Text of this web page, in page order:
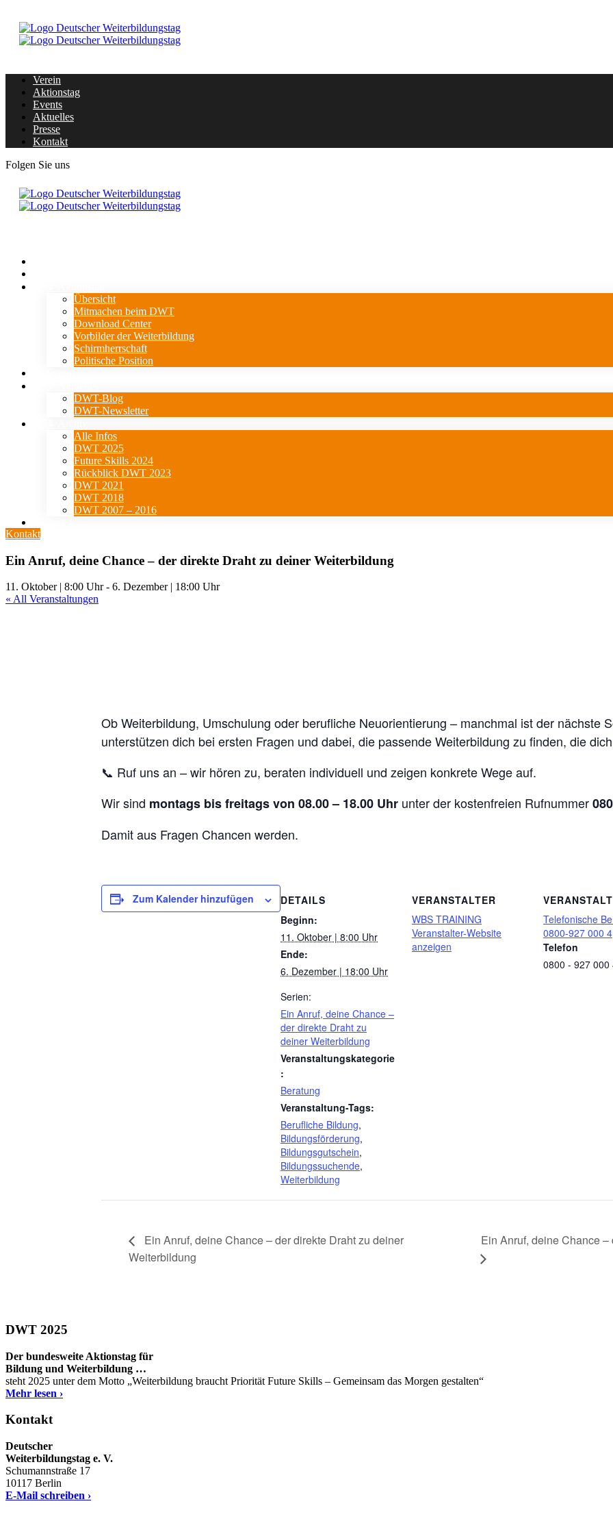
Verein
Aktionstag
Events
Aktuelles
Presse
Kontakt
Folgen Sie uns
Übersicht
Mitmachen beim DWT
Download Center
Vorbilder der Weiterbildung
Schirmherrschaft
Politische Position
DWT-Blog
DWT-Newsletter
Alle Infos
DWT 2025
Future Skills 2024
Rückblick DWT 2023
DWT 2021
DWT 2018
DWT 2007 – 2016
Kontakt
Ein Anruf, deine Chance – der direkte Draht zu deiner Weiterbildung
11. Oktober | 8:00 Uhr- 6. Dezember | 18:00 Uhr
« All Veranstaltungen
Ob Weiterbildung, Umschulung oder berufliche Neuorientierung – manchmal ist der nächste
unterstützen dich bei ersten Fragen und dabei, die passende Weiterbildung zu finden, die
📞 Ruf uns an – wir hören zu, beraten individuell und zeigen konkrete Wege auf.
Wir sind montags bis freitags von 08.00 – 18.00 Uhr unter der kostenfreien Rufnummer
Damit aus Fragen Chancen werden.
Zum Kalender hinzufügen
DETAILS
Beginn:
11. Oktober | 8:00 Uhr
Ende:
6. Dezember | 18:00 Uhr
Serien:
Ein Anruf, deine Chance –
der direkte Draht zu
deiner Weiterbildung
Veranstaltungskategorie
:
Beratung
Veranstaltung-Tags:
Berufliche Bildung,
Bildungsförderung,
Bildungsgutschein,
Bildungssuchende,
Weiterbildung
VERANSTALTER
WBS TRAINING
Veranstalter-Website
anzeigen
Telefonische
0800-927 000 4
Telefon
0800 - 927 000
Ein Anruf, deine Chance – der direkte Draht zu deiner
Weiterbildung
Ein Anruf, deine Chance
DWT 2025
Der bundesweite Aktionstag für
Bildung und Weiterbildung …
steht 2025 unter dem Motto „Weiterbildung braucht Priorität Future Skills – Gemeinsam das Morgen gestalten“
Mehr lesen ›
Kontakt
Deutscher
Weiterbildungstag e. V.
Schumannstraße 17
10117 Berlin
E-Mail schreiben ›